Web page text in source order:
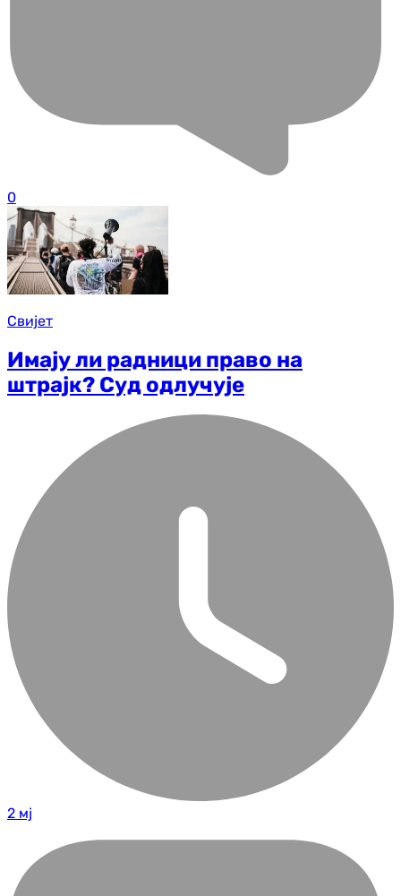
0
Свијет
Имају ли радници право на
штрајк? Суд одлучује
2 мј